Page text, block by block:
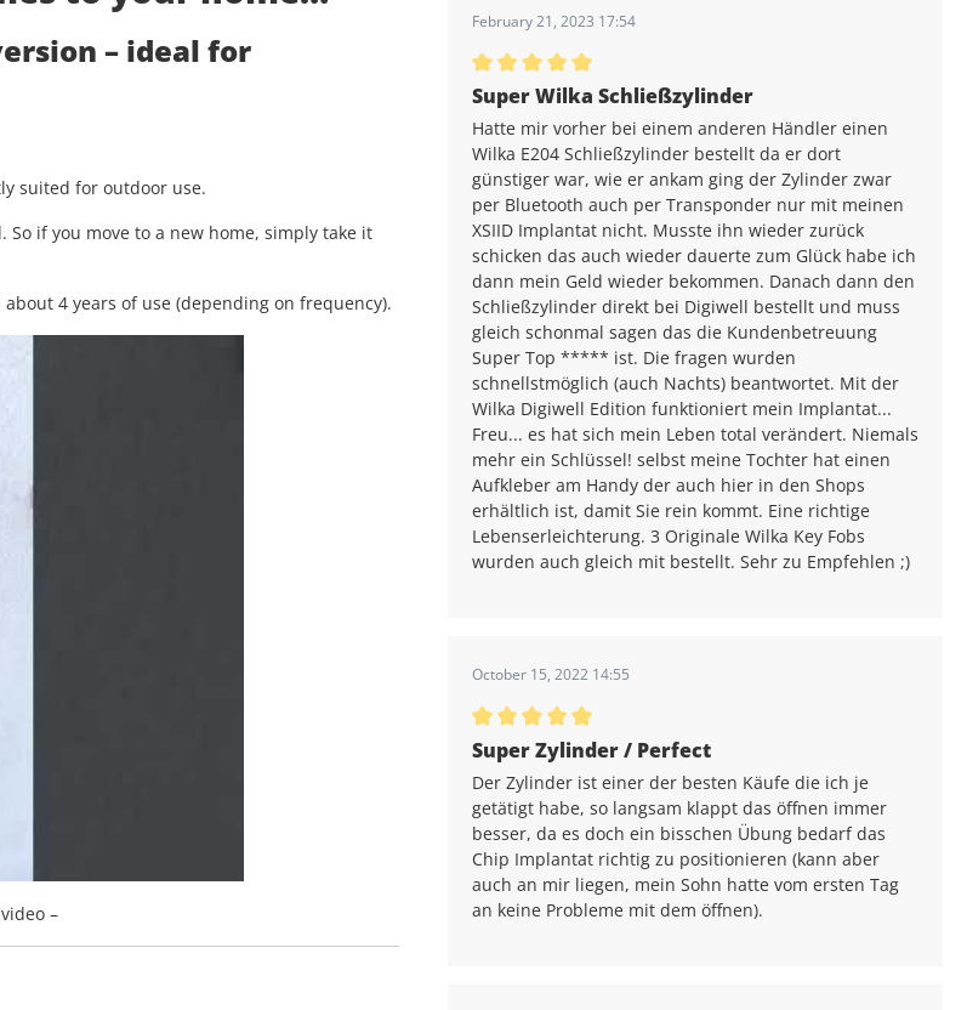
– ideal for
suited for outdoor use.
if you move to a new home, simply take it
4 years of use (depending on frequency).
–
February 21, 2023 17:54
Average rating of 5 out of 5 stars
Super Wilka Schließzylinder
Hatte mir vorher bei einem anderen Händler einen
Wilka E204 Schließzylinder bestellt da er dort
günstiger war, wie er ankam ging der Zylinder zwar
per Bluetooth auch per Transponder nur mit meinen
XSIID Implantat nicht. Musste ihn wieder zurück
schicken das auch wieder dauerte zum Glück habe ich
dann mein Geld wieder bekommen. Danach dann den
Schließzylinder direkt bei Digiwell bestellt und muss
gleich schonmal sagen das die Kundenbetreuung
Super Top ***** ist. Die fragen wurden
schnellstmöglich (auch Nachts) beantwortet. Mit der
Wilka Digiwell Edition funktioniert mein Implantat...
Freu... es hat sich mein Leben total verändert. Niemals
mehr ein Schlüssel! selbst meine Tochter hat einen
Aufkleber am Handy der auch hier in den Shops
erhältlich ist, damit Sie rein kommt. Eine richtige
Lebenserleichterung. 3 Originale Wilka Key Fobs
wurden auch gleich mit bestellt. Sehr zu Empfehlen ;)
October 15, 2022 14:55
Average rating of 5 out of 5 stars
Super Zylinder / Perfect
Der Zylinder ist einer der besten Käufe die ich je
getätigt habe, so langsam klappt das öffnen immer
besser, da es doch ein bisschen Übung bedarf das
Chip Implantat richtig zu positionieren (kann aber
auch an mir liegen, mein Sohn hatte vom ersten Tag
an keine Probleme mit dem öffnen).